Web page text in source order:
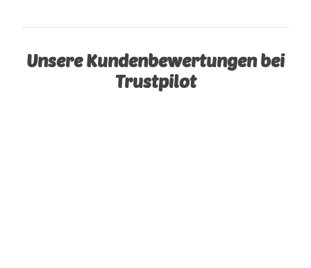
Unsere Kundenbewertungen bei
Trustpilot